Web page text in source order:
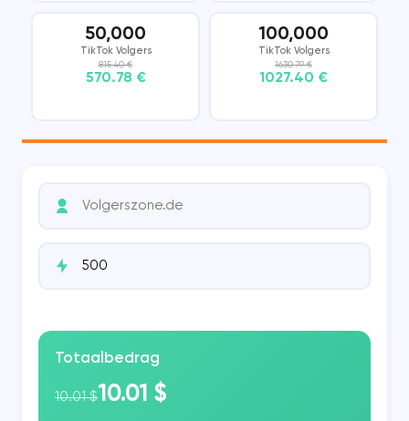
50,000
TikTok Volgers
815.40 €
570.78 €
100,000
TikTok Volgers
1630.79 €
1027.40 €
Totaalbedrag
10.01 $10.01 $